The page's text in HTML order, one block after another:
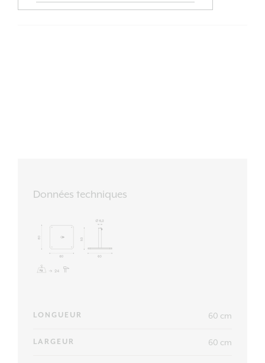
Données techniques
LONGUEUR 60 cm
LARGEUR 60 cm